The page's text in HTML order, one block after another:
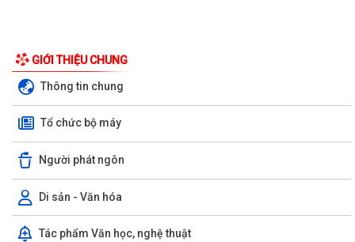
GIỚI THIỆU CHUNG
Thông tin chung
Tổ chức bộ máy
Người phát ngôn
Di sản - Văn hóa
Tác phẩm Văn học, nghệ thuật